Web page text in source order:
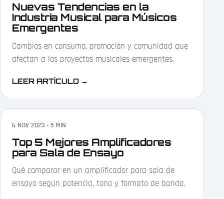
Nuevas Tendencias en la
Industria Musical para Músicos
Emergentes
Cambios en consumo, promoción y comunidad que
afectan a los proyectos musicales emergentes.
LEER ARTÍCULO →
6 NOV 2023 · 5 MIN
Top 5 Mejores Amplificadores
para Sala de Ensayo
Qué comparar en un amplificador para sala de
ensayo según potencia, tono y formato de banda.